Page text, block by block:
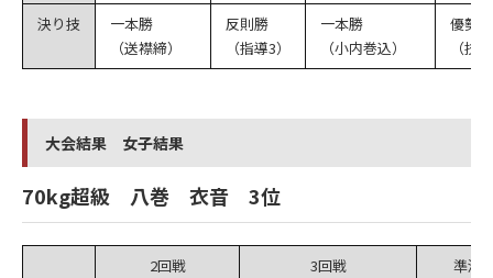
決り技
一本勝
（送襟締）
反則勝
（指導3）
一本勝
（小内巻込）
優勢勝
（技
大会結果 女子結果
70kg超級 八巻 衣音 3位
2回戦 3回戦
準決